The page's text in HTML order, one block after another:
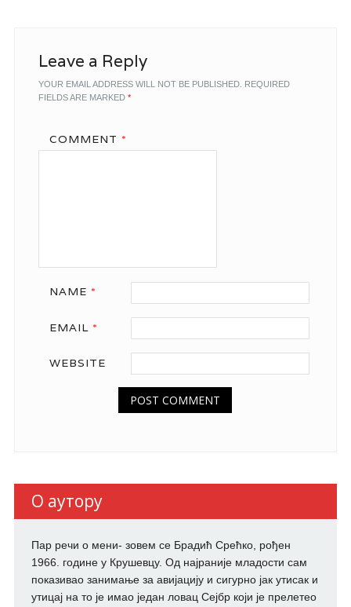
Leave a Reply
YOUR EMAIL ADDRESS WILL NOT BE PUBLISHED.
REQUIRED
FIELDS ARE MARKED *
COMMENT *
NAME *
EMAIL *
WEBSITE
О аутору
Пар речи о мени- зовем се Брадић Срећко, рођен
1966. године у Крушевцу. Од најраније младости сам
показивао занимање за авијацију и сигурно јак утисак и
утицај на то је имао један ловац Сејбр који је прелетео